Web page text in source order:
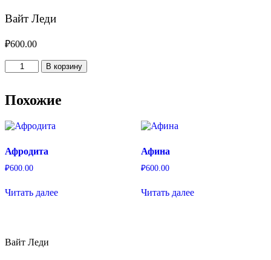
Вайт Леди
₽600.00
Количество
товара
Леди
В корзину
Похожие
Афродита
₽600.00
Читать далее
Афина
₽600.00
Читать далее
Вайт Леди